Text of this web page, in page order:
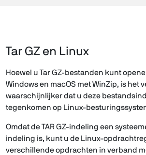
Tar GZ en Linux
Hoewel u Tar GZ-bestanden kunt
Windows en macOS met WinZip, is het
waarschijnlijker dat u deze
tegenkomen op Linux-
Omdat de TAR GZ-indeling een
indeling is, kunt u de Linux-
verschillende opdrachten in verband